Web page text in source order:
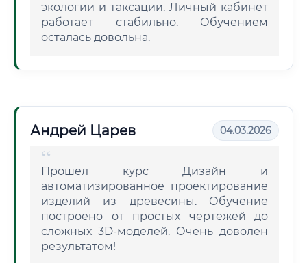
экологии и таксации. Личный кабинет
работает стабильно. Обучением
осталась довольна.
Андрей Царев 04.03.2026
Прошел курс Дизайн и
автоматизированное проектирование
изделий из древесины. Обучение
построено от простых чертежей до
сложных 3D-моделей. Очень доволен
результатом!